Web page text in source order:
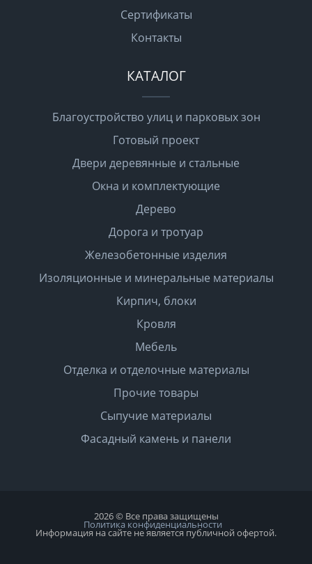
Сертификаты
Контакты
КАТАЛОГ
Благоустройство улиц и парковых зон
Готовый проект
Двери деревянные и стальные
Окна и комплектующие
Дерево
Дорога и тротуар
Железобетонные изделия
Изоляционные и минеральные материалы
Кирпич, блоки
Кровля
Мебель
Отделка и отделочные материалы
Прочие товары
Сыпучие материалы
Фасадный камень и панели
2026 © Все права защищены
Политика конфиденциальности
Информация на сайте не является публичной офертой.